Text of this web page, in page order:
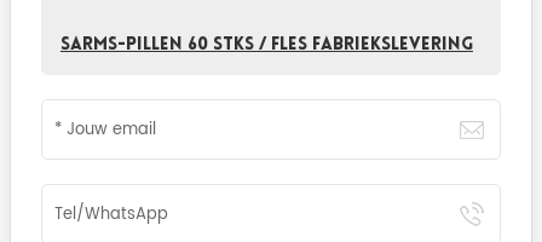
Sarms-pillen 60 stks / fles fabriekslevering